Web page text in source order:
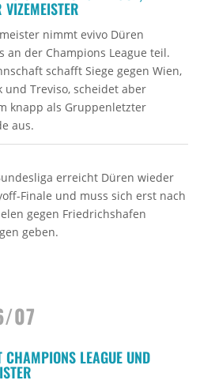
VIZEMEISTER
nimmt evivo Düren
an der Champions League teil.
schafft Siege gegen Wien,
und Treviso, scheidet aber
knapp als Gruppenletzter
aus.
erreicht Düren wieder
Finale und muss sich erst nach
gegen Friedrichshafen
geben.
07
CHAMPIONS LEAGUE UND